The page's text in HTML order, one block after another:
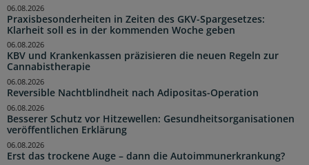
Praxisbesonderheiten in Zeiten des GKV-Spargesetzes:
Klarheit soll es in der kommenden Woche geben
06.08.2026
KBV und Krankenkassen präzisieren die neuen Regeln zur
Cannabistherapie
06.08.2026
Reversible Nachtblindheit nach Adipositas-Operation
06.08.2026
Besserer Schutz vor Hitzewellen: Gesundheitsorganisationen
veröffentlichen Erklärung
06.08.2026
Erst das trockene Auge – dann die Autoimmunerkrankung?
06.08.2026